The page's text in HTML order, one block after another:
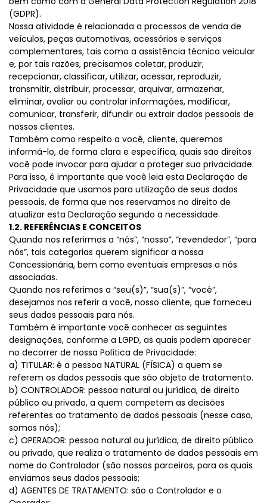
(GDPR).
Nossa atividade é relacionada a processos de venda de
veículos, peças automotivas, acessórios e serviços
complementares, tais como a assistência técnica veicular
e, por tais razões, precisamos coletar, produzir,
recepcionar, classificar, utilizar, acessar, reproduzir,
transmitir, distribuir, processar, arquivar, armazenar,
eliminar, avaliar ou controlar informações, modificar,
comunicar, transferir, difundir ou extrair dados pessoais de
nossos clientes.
Também como respeito a você, cliente, queremos
informá-lo, de forma clara e específica, quais são direitos
você pode invocar para ajudar a proteger sua privacidade.
Para isso, é importante que você leia esta Declaração de
Privacidade que usamos para utilização de seus dados
pessoais, de forma que nos reservamos no direito de
atualizar esta Declaração segundo a necessidade.
1.2. REFERÊNCIAS E CONCEITOS
Quando nos referirmos a “nós”, “nosso”, “revendedor”, “para
nós”, tais categorias querem significar a nossa
Concessionária, bem como eventuais empresas a nós
associadas.
Quando nos referimos a “seu(s)”, “sua(s)”, “você”,
desejamos nos referir a você, nosso cliente, que forneceu
seus dados pessoais para nós.
Também é importante você conhecer as seguintes
designações, conforme a LGPD, as quais podem aparecer
no decorrer de nossa Política de Privacidade:
a) TITULAR: é a pessoa NATURAL (FÍSICA) a quem se
referem os dados pessoais que são objeto de tratamento.
b) CONTROLADOR: pessoa natural ou jurídica, de direito
público ou privado, a quem competem as decisões
referentes ao tratamento de dados pessoais (nesse caso,
somos nós);
c) OPERADOR: pessoa natural ou jurídica, de direito público
ou privado, que realiza o tratamento de dados pessoais em
nome do Controlador (são nossos parceiros, para os quais
enviamos seus dados pessoais;
d) AGENTES DE TRATAMENTO: são o Controlador e o